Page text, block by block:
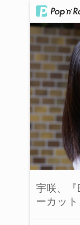
宇咲、
ーカッ